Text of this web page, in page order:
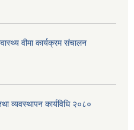
वीमा कार्यक्रम संचालन
व्यवस्थापन कार्यविधि २०८०